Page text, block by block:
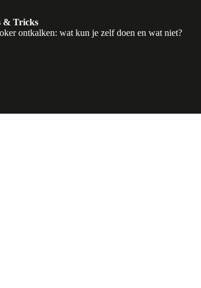
& Tricks
ontkalken: wat kun je zelf doen en wat niet?